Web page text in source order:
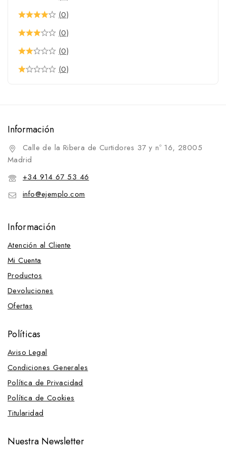
(0)
(0)
(0)
(0)
Información
Calle de la Ribera de Curtidores 37 y nº 16, 28005
Madrid
+34 914 67 53 46
info@ejemplo.com
Información
Atención al Cliente
Mi Cuenta
Productos
Devoluciones
Ofertas
Políticas
Aviso Legal
Condiciones Generales
Política de Privacidad
Política de Cookies
Titularidad
Nuestra Newsletter